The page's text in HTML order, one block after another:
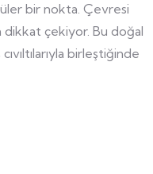
bir nokta. Çevresi
dikkat çekiyor. Bu doğal
birleştiğinde